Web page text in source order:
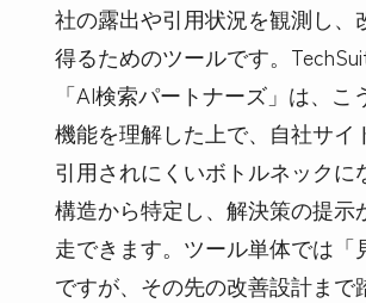
社の露出や引用状況を観測し、
得るためのツールです。
「AI検索パートナーズ」は、こ
機能を理解した上で、自社サイ
引用されにくいボトルネックに
構造から特定し、解決策の提示
走できます。ツール単体では「
ですが、その先の改善設計まで